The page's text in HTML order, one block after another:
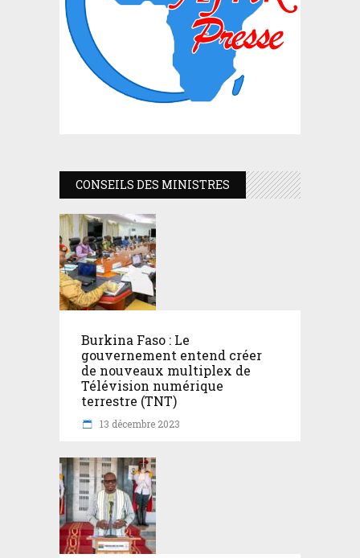
CONSEILS DES MINISTRES
Burkina Faso : Le
gouvernement entend créer
de nouveaux multiplex de
Télévision numérique
terrestre (TNT)
13 décembre 2023